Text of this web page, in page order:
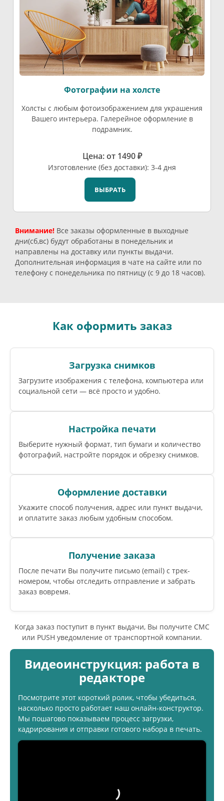
Фотографии на холсте
Холсты с любым фотоизображением для украшения
Вашего интерьера. Галерейное оформление в
подрамник.
Цена: от 1490 ₽
Изготовление (без доставки): 3-4 дня
ВЫБРАТЬ
Внимание! Все заказы оформленные в выходные
дни(сб,вс) будут обработаны в понедельник и
направлены на доставку или пункты выдачи.
Дополнительная информация в чате на сайте или по
телефону с понедельника по пятницу (с 9 до 18 часов).
Как оформить заказ
Загрузка снимков
Загрузите изображения с телефона, компьютера или
социальной сети — всё просто и удобно.
Настройка печати
Выберите нужный формат, тип бумаги и количество
фотографий, настройте порядок и обрезку снимков.
Оформление доставки
Укажите способ получения, адрес или пункт выдачи,
и оплатите заказ любым удобным способом.
Получение заказа
После печати Вы получите письмо (email) c трек-
номером, чтобы отследить отправление и забрать
заказ вовремя.
Когда заказ поступит в пункт выдачи, Вы получите СМС
или PUSH уведомление от транспортной компании.
Видеоинструкция: работа в
редакторе
Посмотрите этот короткий ролик, чтобы убедиться,
насколько просто работает наш онлайн-конструктор.
Мы пошагово показываем процесс загрузки,
кадрирования и отправки готового набора в печать.